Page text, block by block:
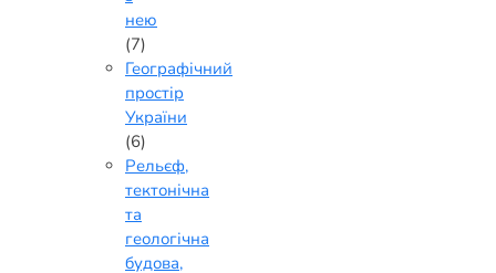
нею
(7)
Географічний
простір
України
(6)
Рельєф,
тектонічна
та
геологічна
будова,